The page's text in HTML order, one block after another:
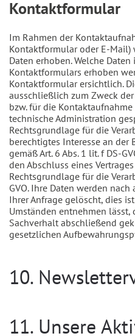
Kontaktformular
Im Rahmen der
Kontaktformular oder E-Mail)
Daten erhoben. Welche
Kontaktformulars erhoben
Kontaktformular ersichtlich.
ausschließlich zum Zweck
bzw. für die
technische Administration
Rechtsgrundlage für die
berechtigtes Interesse an der
gemäß Art. 6 Abs. 1 lit. f DS-
den Abschluss eines
Rechtsgrundlage für die
GVO. Ihre Daten werden
Ihrer Anfrage gelöscht, dies
Umständen entnehmen lässt,
Sachverhalt abschließend
gesetzlichen
10.
11. Unsere